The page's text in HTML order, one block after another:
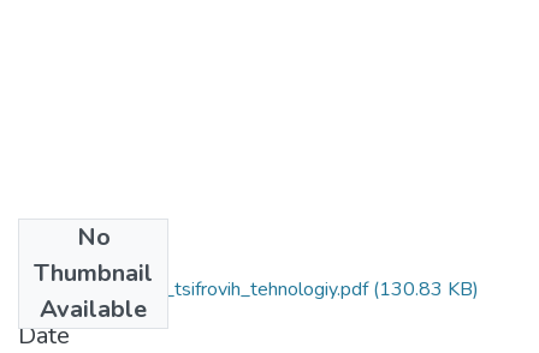
No
Thumbnail
Available
Baieva_et_al_Rol_tsifrovih_tehnologiy.pdf(130.83 KB)
Date